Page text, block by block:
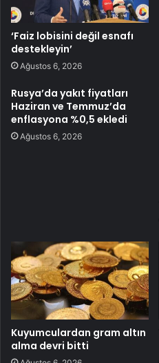
‘Faiz lobisini değil esnafı
destekleyin’
Ağustos 6, 2026
Rusya’da yakıt fiyatları
Haziran ve Temmuz’da
enflasyona %0,5 ekledi
Ağustos 6, 2026
Kuyumculardan gram altın
alma devri bitti